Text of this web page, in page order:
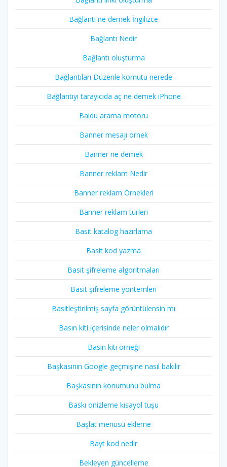
Bağlantı ne demek İngilizce
Bağlantı Nedir
Bağlantı oluşturma
Bağlantıları Düzenle komutu nerede
Bağlantıyı tarayıcıda aç ne demek iPhone
Baidu arama motoru
Banner mesajı örnek
Banner ne demek
Banner reklam Nedir
Banner reklam Örnekleri
Banner reklam türleri
Basit katalog hazırlama
Basit kod yazma
Basit şifreleme algoritmaları
Basit şifreleme yöntemleri
Basitleştirilmiş sayfa görüntülensin mı
Basın kiti içerisinde neler olmalıdır
Basın kiti örneği
Başkasının Google geçmişine nasıl bakılır
Başkasının konumunu bulma
Baskı önizleme kısayol tuşu
Başlat menüsü ekleme
Bayt kod nedir
Bekleyen güncelleme